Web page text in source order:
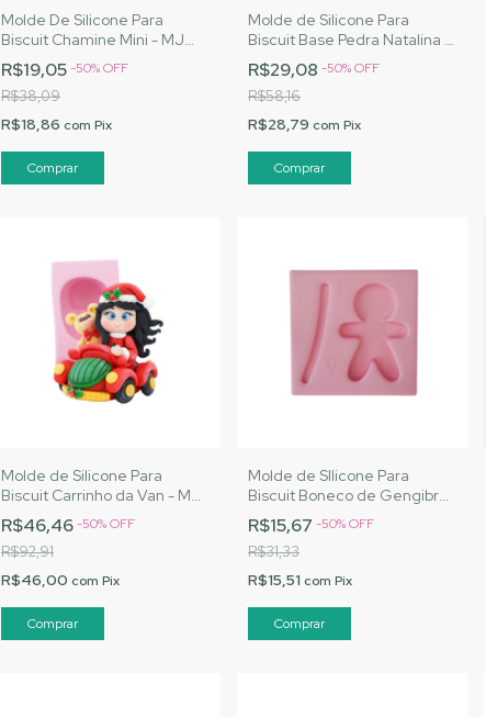
Molde De Silicone Para
Biscuit Chamine Mini - MJ
Artesanatos |Cód. 2768
R$19,05-50%OFF
R$38,09
R$18,86 com Pix
Molde de Silicone Para
Biscuit Base Pedra Natalina -
MJ Artesanatos | Cód. A030
R$29,08 -50%OFF
R$58,16
R$28,79 com Pix
Molde de Silicone Para
Biscuit Carrinho da Van - MJ
Artesanatos |Cód. 2565
R$46,46-50%OFF
R$92,91
R$46,00 com Pix
Molde de SIlicone Para
Biscuit Boneco de Gengibre
Fofura - MJ Artesanatos
|Cód. 2563
R$15,67 -50%OFF
R$31,33
R$15,51 com Pix